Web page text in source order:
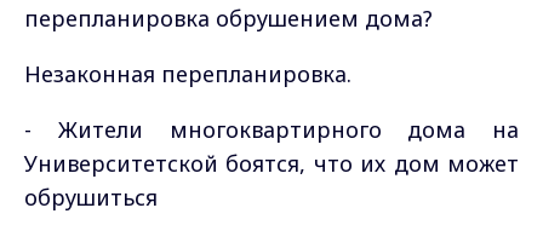
перепланировка обрушением дома?
Незаконная перепланировка.
- Жители многоквартирного дома на
Университетской боятся, что их дом может
обрушиться